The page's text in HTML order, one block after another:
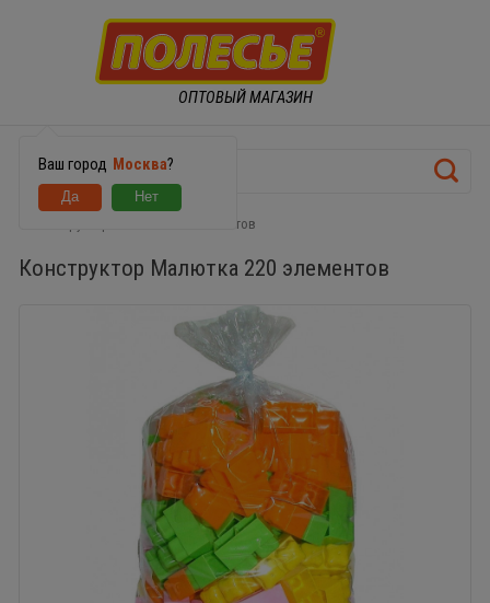
ОПТОВЫЙ МАГАЗИН
Ваш город Москва?
Конструктор Малютка 220 элементов
Конструктор Малютка 220 элементов